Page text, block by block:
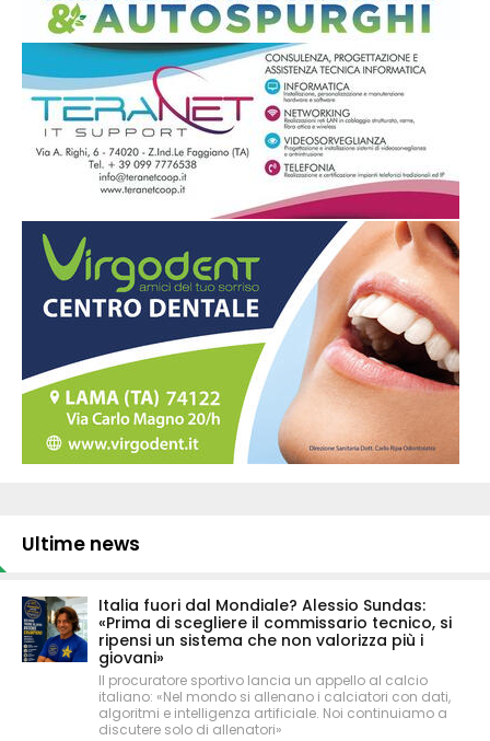
Ultime news
Italia fuori dal Mondiale? Alessio Sundas:
«Prima di scegliere il commissario tecnico, si
ripensi un sistema che non valorizza più i
giovani»
Il procuratore sportivo lancia un appello al calcio
italiano: «Nel mondo si allenano i calciatori con dati,
algoritmi e intelligenza artificiale. Noi continuiamo a
discutere solo di allenatori»